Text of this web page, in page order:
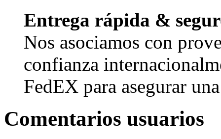
Entrega rápida &
Nos asociamos con
confianza
FedEX para asegurar
Comentarios usuarios